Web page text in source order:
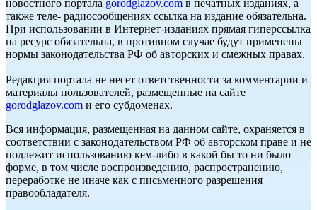
новостного портала gorodglazov.com в печатных изданиях, а
также теле- радиосообщениях ссылка на издание обязательна.
При использовании в Интернет-изданиях прямая гиперссылка
на ресурс обязательна, в противном случае будут применены
нормы законодательства РФ об авторских и смежных правах.
Редакция портала не несет ответственности за комментарии и
материалы пользователей, размещенные на сайте
gorodglazov.com и его субдоменах.
Вся информация, размещенная на данном сайте, охраняется в
соответствии с законодательством РФ об авторском праве и не
подлежит использованию кем-либо в какой бы то ни было
форме, в том числе воспроизведению, распространению,
переработке не иначе как с письменного разрешения
правообладателя.